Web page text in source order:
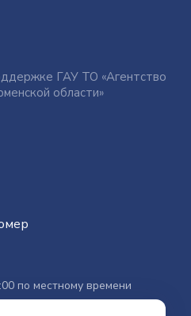
ГАУ ТО «Агентство
области»
по местному времени